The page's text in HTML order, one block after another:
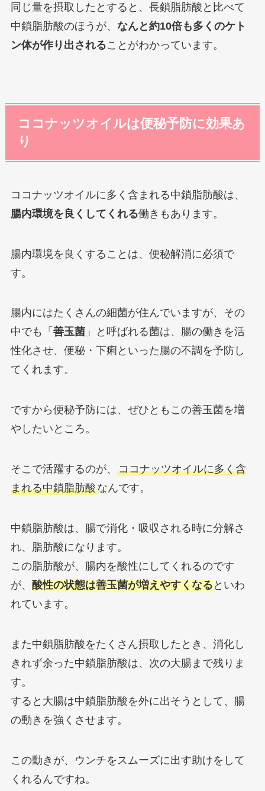
同じ量を摂取したとすると、長鎖脂肪酸と比べて
中鎖脂肪酸のほうが、 なんと約10倍も多くのケト
ン体が作り出されることがわかっています。
ココナッツオイルは便秘予防に効果あ
り
ココナッツオイルに多く含まれる中鎖脂肪酸は、
腸内環境を良くしてくれる働きもあります。
腸内環境を良くすることは、便秘解消に必須で
す。
腸内にはたくさんの細菌が住んでいますが、その
中でも「 善玉菌」と呼ばれる菌は、腸の働きを活
性化させ、便秘・下痢といった腸の不調を予防し
てくれます。
ですから便秘予防には、ぜひともこの善玉菌を増
やしたいところ。
そこで活躍するのが、 ココナッツオイルに多く含
まれる中鎖脂肪酸なんです。
中鎖脂肪酸は、腸で消化・吸収される時に分解さ
れ、脂肪酸になります。
この脂肪酸が、腸内を酸性にしてくれるのです
が、 酸性の状態は善玉菌が増えやすくなる といわ
れています。
また中鎖脂肪酸をたくさん摂取したとき、消化し
きれず余った中鎖脂肪酸は、次の大腸まで残りま
す。
すると大腸は中鎖脂肪酸を外に出そうとして、腸
の動きを強くさせます。
この動きが、ウンチをスムーズに出す助けをして
くれるんですね。